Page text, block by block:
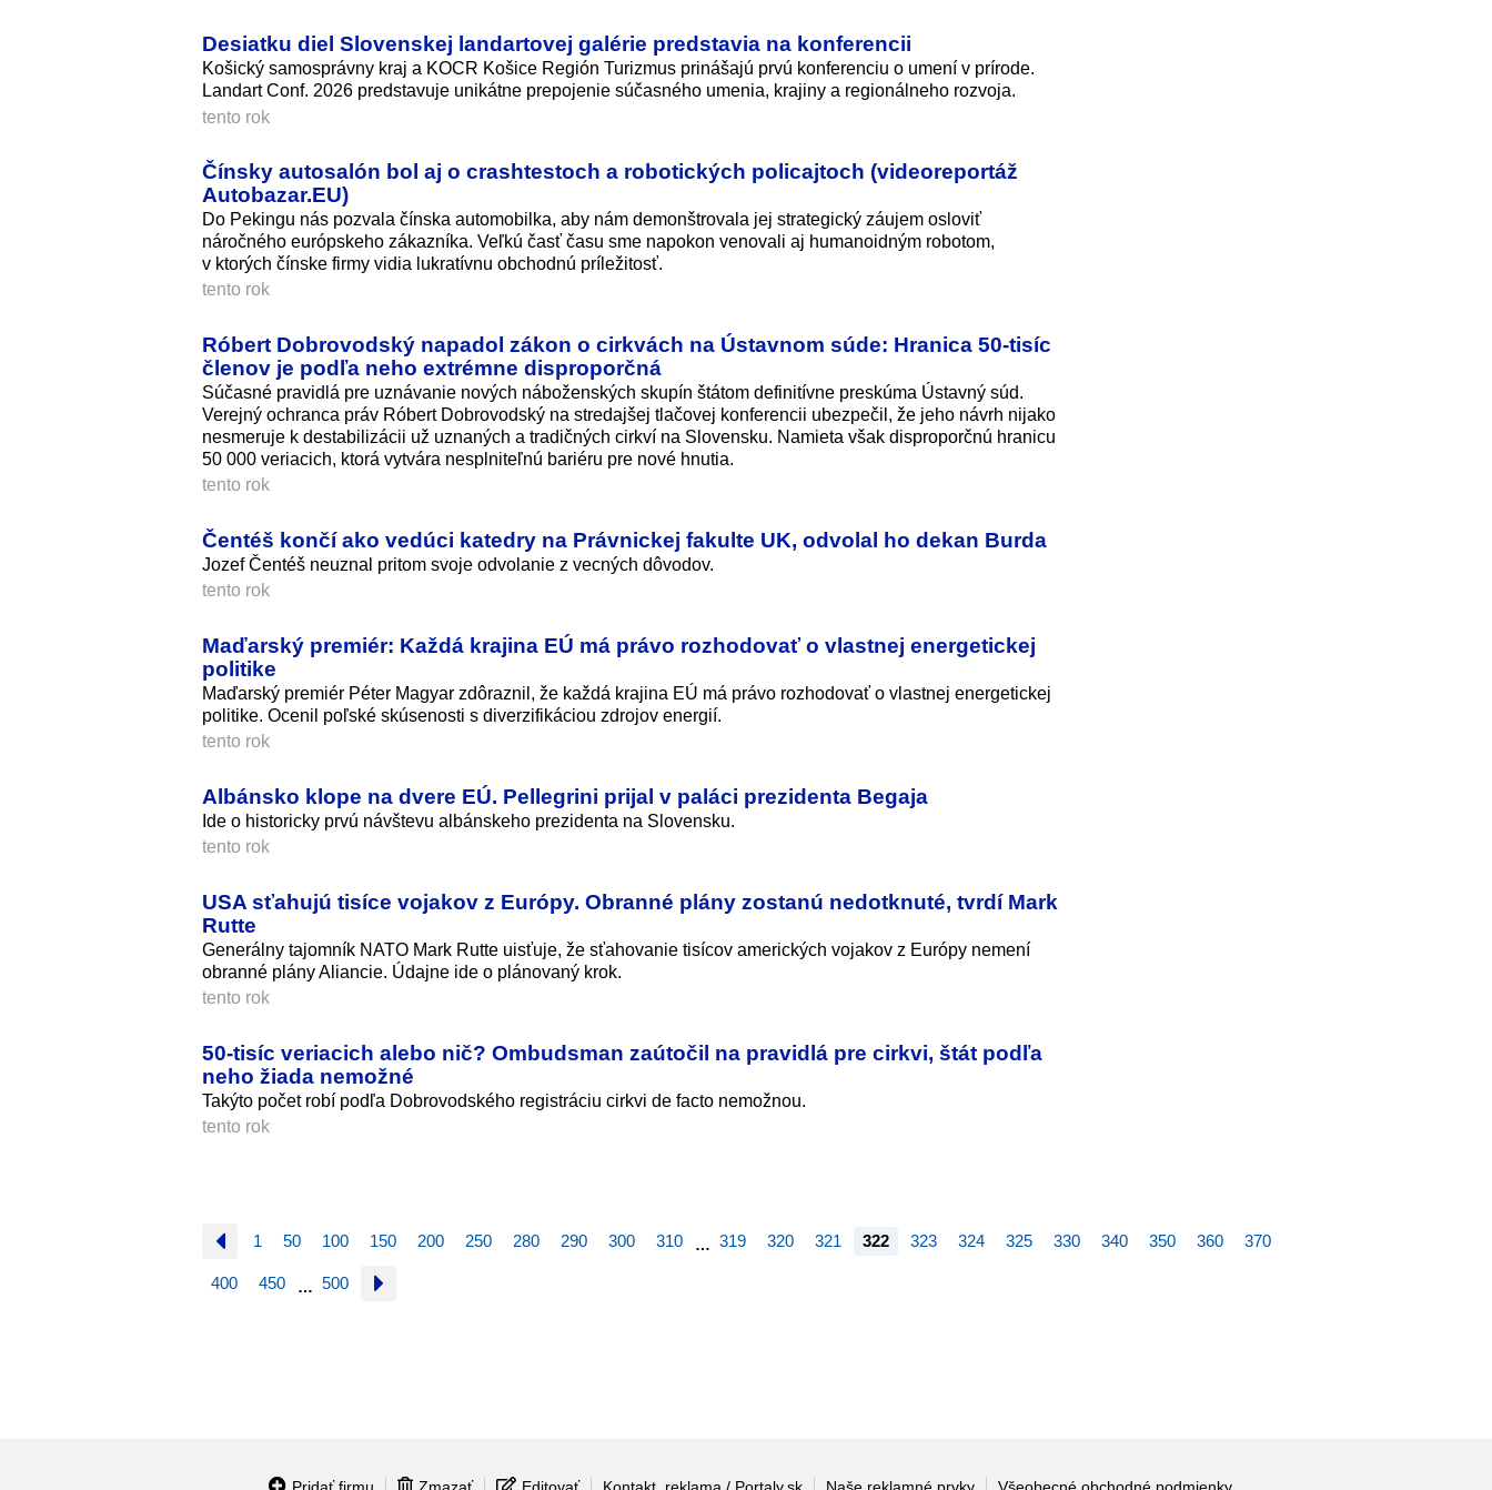
Desiatku diel Slovenskej landartovej galérie predstavia na konferencii
Košický samosprávny kraj a KOCR Košice Región Turizmus prinášajú prvú konferenciu o umení v prírode.
Landart Conf. 2026 predstavuje unikátne prepojenie súčasného umenia, krajiny a regionálneho rozvoja.
tento rok
Čínsky autosalón bol aj o crashtestoch a robotických policajtoch (videoreportáž
Autobazar.EU)
Do Pekingu nás pozvala čínska automobilka, aby nám demonštrovala jej strategický záujem osloviť
náročného európskeho zákazníka. Veľkú časť času sme napokon venovali aj humanoidným robotom,
v ktorých čínske firmy vidia lukratívnu obchodnú príležitosť.
tento rok
Róbert Dobrovodský napadol zákon o cirkvách na Ústavnom súde: Hranica 50-tisíc
členov je podľa neho extrémne disproporčná
Súčasné pravidlá pre uznávanie nových náboženských skupín štátom definitívne preskúma Ústavný súd.
Verejný ochranca práv Róbert Dobrovodský na stredajšej tlačovej konferencii ubezpečil, že jeho návrh nijako
nesmeruje k destabilizácii už uznaných a tradičných cirkví na Slovensku. Namieta však disproporčnú hranicu
50 000 veriacich, ktorá vytvára nesplniteľnú bariéru pre nové hnutia.
tento rok
Čentéš končí ako vedúci katedry na Právnickej fakulte UK, odvolal ho dekan Burda
Jozef Čentéš neuznal pritom svoje odvolanie z vecných dôvodov.
tento rok
Maďarský premiér: Každá krajina EÚ má právo rozhodovať o vlastnej energetickej
politike
Maďarský premiér Péter Magyar zdôraznil, že každá krajina EÚ má právo rozhodovať o vlastnej energetickej
politike. Ocenil poľské skúsenosti s diverzifikáciou zdrojov energií.
tento rok
Albánsko klope na dvere EÚ. Pellegrini prijal v paláci prezidenta Begaja
Ide o historicky prvú návštevu albánskeho prezidenta na Slovensku.
tento rok
USA sťahujú tisíce vojakov z Európy. Obranné plány zostanú nedotknuté, tvrdí Mark
Rutte
Generálny tajomník NATO Mark Rutte uisťuje, že sťahovanie tisícov amerických vojakov z Európy nemení
obranné plány Aliancie. Údajne ide o plánovaný krok.
tento rok
50-tisíc veriacich alebo nič? Ombudsman zaútočil na pravidlá pre cirkvi, štát podľa
neho žiada nemožné
Takýto počet robí podľa Dobrovodského registráciu cirkvi de facto nemožnou.
tento rok
1 50 100 150 200 250 280 290 300 310 … 319 320 321 322 323 324 325 330 340 350 360 370
400 450 … 500